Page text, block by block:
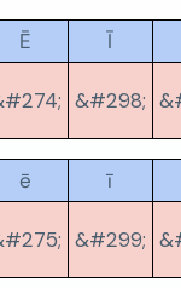
Ē
Ī
&#298;
ē
ī
&#299;